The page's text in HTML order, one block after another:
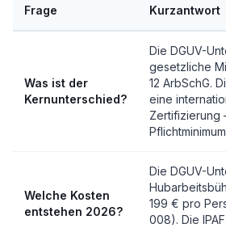
Frage Kurzantwort
Was ist der
Kernunterschied?
Die DGUV-
gesetzliche
12 ArbSchG.
eine
Zertifizierung
Welche Kosten
entstehen 2026?
Die DGUV-
199 € pro
008). Die